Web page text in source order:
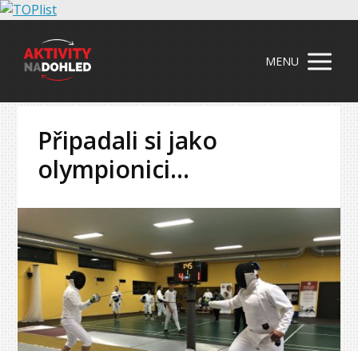
MENU
Připadali si jako
olympionici…